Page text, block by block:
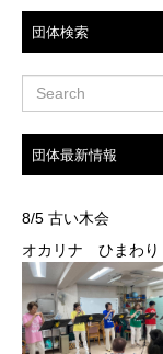
ビ
ゲ
ー
シ
ン
団体検索
団体最新情報
8/5 古い木会
オカリナ ひまわり